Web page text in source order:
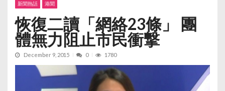
新聞熱話 港聞
恢復二讀「網絡23條」 團
體無力阻止市民衝撃
December 9, 2015 0 1780